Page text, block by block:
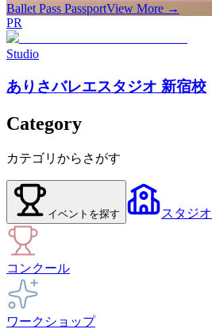
Ballet Pass PassportView More →
PR
Studio
ありさバレエスタジオ 新宿校
Category
カテゴリからさがす
イベント を探す スタジオ
コンクール
ワークショップ